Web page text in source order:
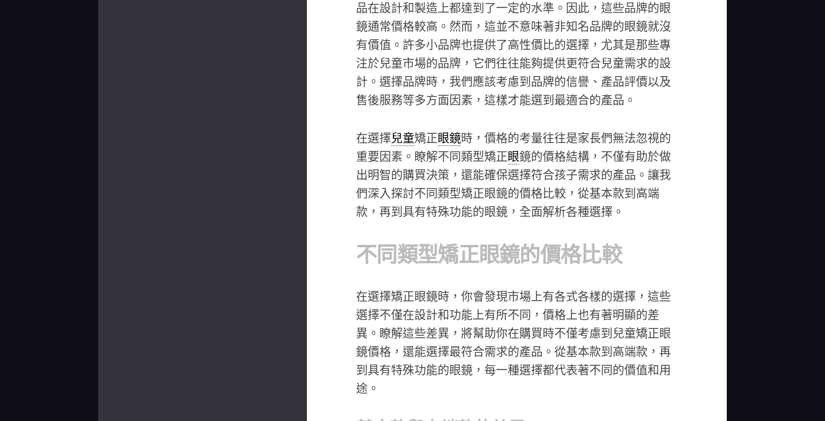
品在設計和製造上都達到了一定的水準。因此，這些品牌的眼
鏡通常價格較高。然而，這並不意味著非知名品牌的眼鏡就沒
有價值。許多小品牌也提供了高性價比的選擇，尤其是那些專
注於兒童市場的品牌，它們往往能夠提供更符合兒童需求的設
計。選擇品牌時，我們應該考慮到品牌的信譽、產品評價以及
售後服務等多方面因素，這樣才能選到最適合的產品。
在選擇兒童矯正眼鏡時，價格的考量往往是家長們無法忽視的
重要因素。瞭解不同類型矯正眼鏡的價格結構，不僅有助於做
出明智的購買決策，還能確保選擇符合孩子需求的產品。讓我
們深入探討不同類型矯正眼鏡的價格比較，從基本款到高端
款，再到具有特殊功能的眼鏡，全面解析各種選擇。
不同類型矯正眼鏡的價格比較
在選擇矯正眼鏡時，你會發現市場上有各式各樣的選擇，這些
選擇不僅在設計和功能上有所不同，價格上也有著明顯的差
異。瞭解這些差異，將幫助你在購買時不僅考慮到兒童矯正眼
鏡價格，還能選擇最符合需求的產品。從基本款到高端款，再
到具有特殊功能的眼鏡，每一種選擇都代表著不同的價值和用
途。